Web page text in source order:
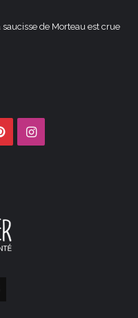
de Morteau est crue
PinterestInstagram